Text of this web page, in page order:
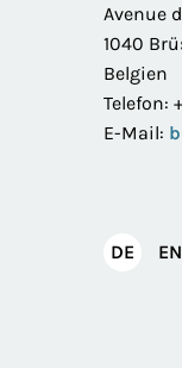
Avenue
1040
Belgien
Telefon:
E-Mail:
DEDeutsch
EN